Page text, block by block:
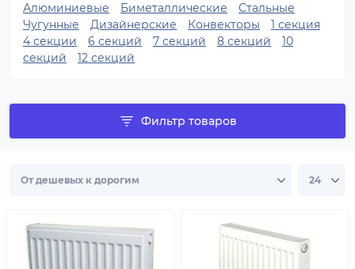
Алюминиевые Биметаллические
Стальные
Чугунные
Дизайнерские Конвекторы
1 секция
4 секции
6 секций 7 секций 8 секций
10
секций
12 секций
Фильтр товаров